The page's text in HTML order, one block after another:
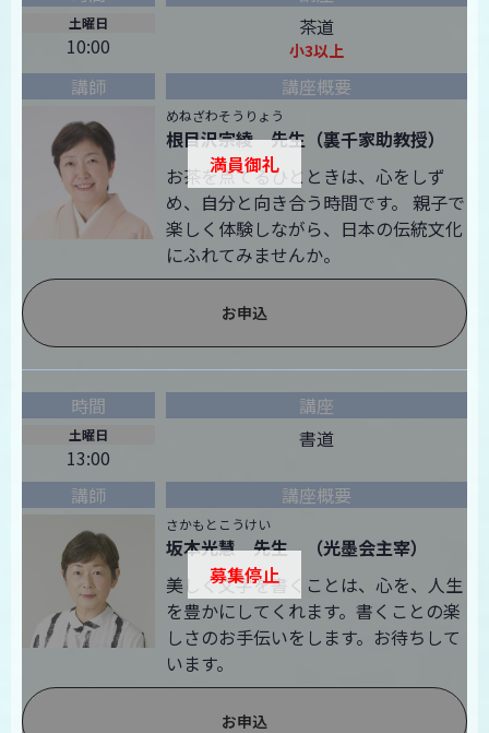
土曜日
10:00
茶道
小3以上
めねざわそうりょう
根目沢宗綾 先生（裏千家助教授）
お茶を点てるひとときは、心をしず
め、自分と向き合う時間です。 親子で
楽しく体験しながら、日本の伝統文化
にふれてみませんか。
お申込
満員御礼
土曜日
13:00
書道
さかもとこうけい
坂本光慧 先生 （光墨会主宰）
美しく文字を書くことは、心を、人生
を豊かにしてくれます。書くことの楽
しさのお手伝いをします。お待ちして
います。
お申込
募集停止